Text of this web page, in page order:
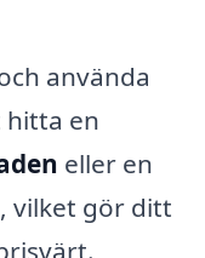
använda
hitta en
eller en
vilket gör ditt